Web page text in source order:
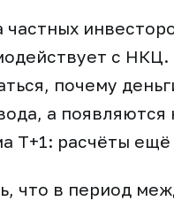
с
почему
а
Т+1: расчёты
что в период